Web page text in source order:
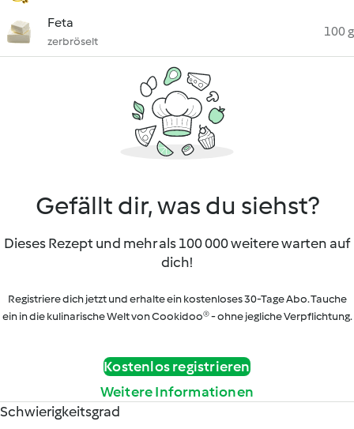
Feta
zerbröselt
100 g
Gefällt dir, was du siehst?
Dieses Rezept und mehr als 100 000 weitere warten auf
dich!
Registriere dich jetzt und erhalte ein kostenloses 30-Tage Abo. Tauche
ein in die kulinarische Welt von Cookidoo® - ohne jegliche Verpflichtung.
Kostenlos registrieren
Weitere Informationen
Schwierigkeitsgrad